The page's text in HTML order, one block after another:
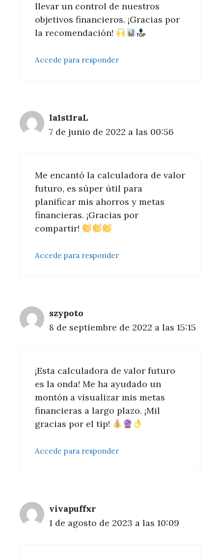
llevar un control de nuestros
objetivos financieros. ¡Gracias por
la recomendación!
Accede para responder
la1st1raL
7 de junio de 2022 a las 00:56
Me encantó la calculadora de valor
futuro, es súper útil para
planificar mis ahorros y metas
financieras. ¡Gracias por
compartir!
Accede para responder
szypoto
8 de septiembre de 2022 a las 15:15
¡Esta calculadora de valor futuro
es la onda! Me ha ayudado un
montón a visualizar mis metas
financieras a largo plazo. ¡Mil
gracias por el tip!
Accede para responder
vivapuffxr
1 de agosto de 2023 a las 10:09